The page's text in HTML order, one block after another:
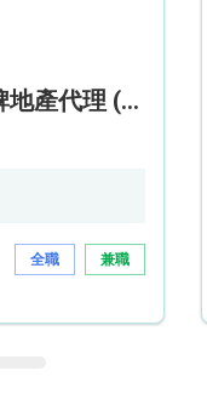
全職/兼職持牌營業員/持牌地產代理 (長沙灣/將軍澳/油塘)
全職 兼職